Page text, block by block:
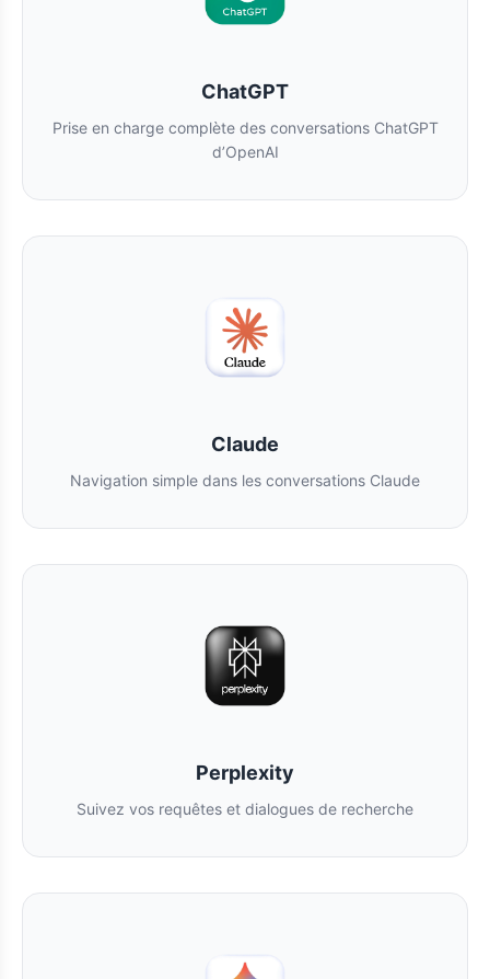
ChatGPT
Prise en charge complète des conversations ChatGPT
d’OpenAI
Claude
Navigation simple dans les conversations Claude
Perplexity
Suivez vos requêtes et dialogues de recherche